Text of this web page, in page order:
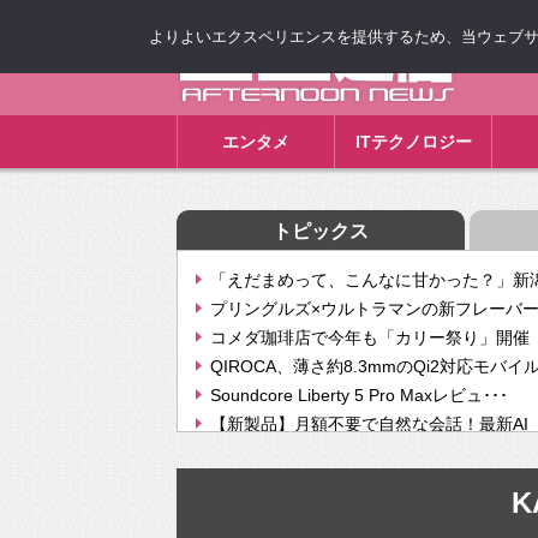
エンタメ ITテクノロジー
トピックス
「えだまめって、こんなに甘かった？」新
プリングルズ×ウルトラマンの新フレーバ
コメダ珈琲店で今年も「カリー祭り」開
QIROCA、薄さ約8.3mmのQi2対応モバイ
Soundcore Liberty 5 Pro Maxレビュ･･･
【新製品】月額不要で自然な会話！最新AI
【次世代の没入感と生産性】VITURE
挫折率8割の壁をAIで突破。ジャストシス
よりよいエクスペリエンスを提供するため、当ウェ